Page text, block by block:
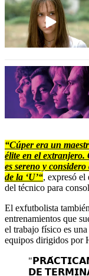
“Cúper era un
élite en el extranjero.
es sereno y
de la ‘U’“, expresó el
del técnico para
El exfutbolista
entrenamientos que
el trabajo físico es
equipos dirigidos por
𝗗𝗘